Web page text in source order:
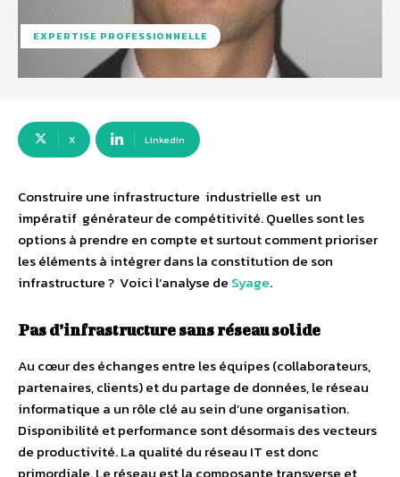
EXPERTISE PROFESSIONNELLE
X Linkedin
Construire une infrastructure industrielle est un
impératif générateur de compétitivité. Quelles sont les
options à prendre en compte et surtout comment prioriser
les éléments à intégrer dans la constitution de son
infrastructure ? Voici l’analyse de Syage.
Pas d’infrastructure sans réseau solide
Au cœur des échanges entre les équipes (collaborateurs,
partenaires, clients) et du partage de données, le réseau
informatique a un rôle clé au sein d’une organisation.
Disponibilité et performance sont désormais des vecteurs
de productivité. La qualité du réseau IT est donc